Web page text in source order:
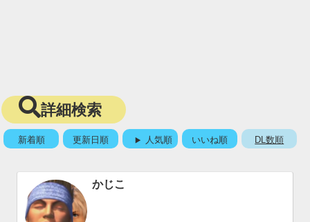
詳細検索
新着順 更新日順 人気順 いいね順 DL数順
かじこ